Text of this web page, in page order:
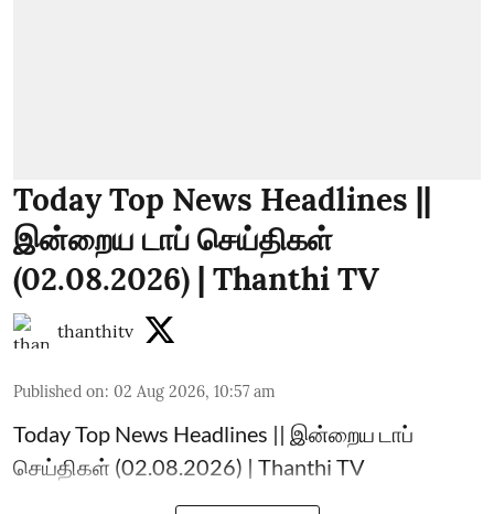
Today Top News Headlines ||
இன்றைய டாப் செய்திகள்
(02.08.2026) | Thanthi TV
thanthitv
Published on: 02 Aug 2026, 10:57 am
Today Top News Headlines || இன்றைய டாப்
செய்திகள் (02.08.2026) | Thanthi TV